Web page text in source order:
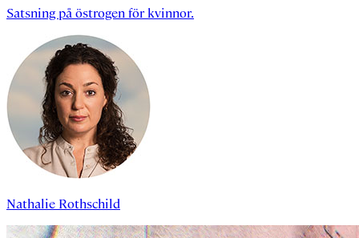
Satsning på östrogen för kvinnor.
Nathalie Rothschild